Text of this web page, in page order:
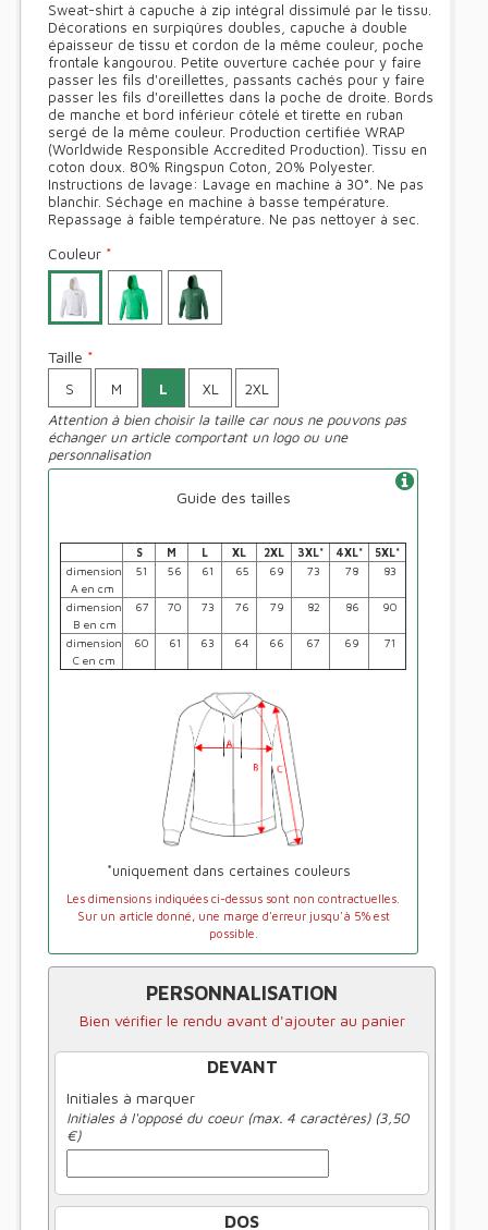
Sweat-shirt à capuche à zip intégral dissimulé par le tissu.
Décorations en surpiqûres doubles, capuche à double
épaisseur de tissu et cordon de la même couleur, poche
frontale kangourou. Petite ouverture cachée pour y faire
passer les fils d'oreillettes, passants cachés pour y faire
passer les fils d'oreillettes dans la poche de droite. Bords
de manche et bord inférieur côtelé et tirette en ruban
sergé de la même couleur. Production certifiée WRAP
(Worldwide Responsible Accredited Production). Tissu en
coton doux. 80% Ringspun Coton, 20% Polyester.
Instructions de lavage: Lavage en machine à 30°. Ne pas
blanchir. Séchage en machine à basse température.
Repassage à faible température. Ne pas nettoyer à sec.
Couleur *
Taille *
S M L XL
2XL
Attention à bien choisir la taille car nous ne pouvons pas
échanger un article comportant un logo ou une
personnalisation
Guide des tailles
S M L XL 2XL 3XL* 4XL*
5XL*
dimension
A en cm
51 56 61 65 69 73 78 83
dimension
B en cm
67 70 73 76 79 82 86 90
dimension
C en cm
60 61 63 64 66 67 69 71
*uniquement dans certaines couleurs
Les dimensions indiquées ci-dessus sont non contractuelles.
Sur un article donné, une marge d'erreur jusqu'à 5% est
possible.
PERSONNALISATION
Bien vérifier le rendu avant d'ajouter au panier
DEVANT
Initiales à marquer
Initiales à l'opposé du coeur (max. 4 caractères) (3,50
€)
DOS